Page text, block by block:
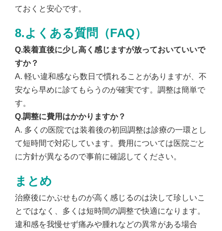
ておくと安心です。
8.よくある質問（FAQ）
Q.装着直後に少し高く感じますが放っておいていいで
すか？
A. 軽い違和感なら数日で慣れることがありますが、不
安なら早めに診てもらうのが確実です。調整は簡単で
す。
Q.調整に費用はかかりますか？
A. 多くの医院では装着後の初回調整は診療の一環とし
て短時間で対応しています。費用については医院ごと
に方針が異なるので事前に確認してください。
まとめ
治療後にかぶせものが高く感じるのは決して珍しいこ
とではなく、多くは短時間の調整で快適になります。
違和感を我慢せず痛みや腫れなどの異常がある場合